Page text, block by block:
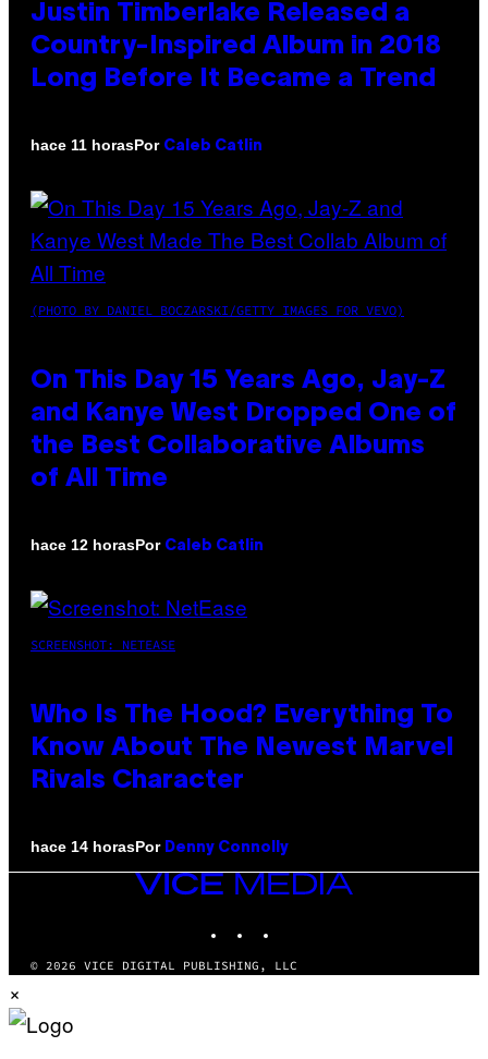
Justin Timberlake Released a
Country-Inspired Album in 2018
Long Before It Became a Trend
hace 11 horasPor Caleb Catlin
(PHOTO BY DANIEL BOCZARSKI/GETTY IMAGES FOR VEVO)
On This Day 15 Years Ago, Jay-Z
and Kanye West Dropped One of
the Best Collaborative Albums
of All Time
hace 12 horasPor Caleb Catlin
SCREENSHOT: NETEASE
Who Is The Hood? Everything To
Know About The Newest Marvel
Rivals Character
hace 14 horasPor Denny Connolly
VICE
MEDIA
© 2026 VICE DIGITAL PUBLISHING, LLC
×